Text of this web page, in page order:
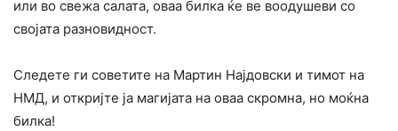
или во свежа салата, оваа билка ќе ве воодушеви со
својата разновидност.
Следете ги советите на Мартин Најдовски и тимот на
НМД, и откријте ја магијата на оваа скромна, но моќна
билка!